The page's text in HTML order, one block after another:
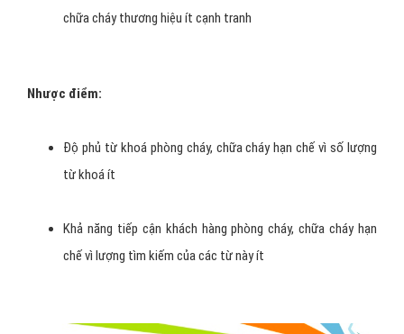
chữa cháy thương hiệu ít cạnh tranh
Nhược điểm:
Độ phủ từ khoá phòng cháy, chữa cháy hạn chế vì số lượng
từ khoá ít
Khả năng tiếp cận khách hàng phòng cháy, chữa cháy hạn
chế vì lượng tìm kiếm của các từ này ít